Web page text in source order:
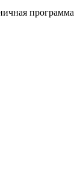
программа